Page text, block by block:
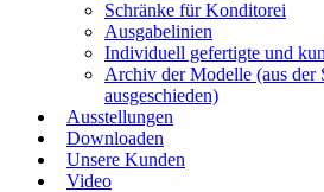
Schränke für Konditorei
Ausgabelinien
Individuell gefertigte und
Archiv der Modelle (aus der
ausgeschieden)
Ausstellungen
Downloaden
Unsere Kunden
Video